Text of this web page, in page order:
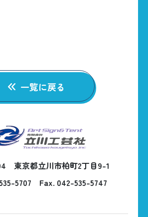
CONTACT
一覧に戻る
東京都立川市柏町2丁目9-1
5707 Fax. 042-535-5747